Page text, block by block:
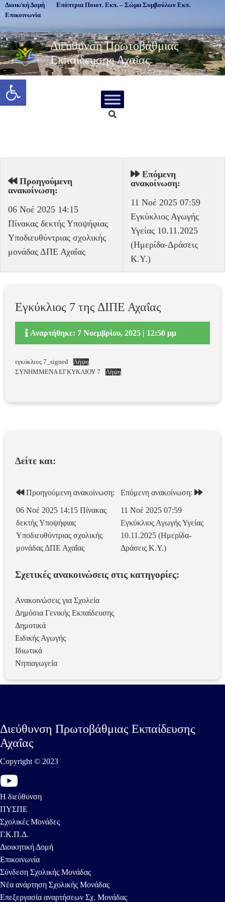
Ανοίξτε τη γραμμή εργαλείων
Διοικ/κή Δομή
Επόπτρια Ποιοτ. Εκπ. – Σώμα Συμβούλων Εκπ.
Επικοινωνία
Διεύθυνση Πρωτοβάθμιας
Εκπαίδευσης Αχαΐας
Προηγούμενη
ανακοίνωση:
06 Νοέ 2025 14:15
Πίνακας δεκτής Υποψήφιας
Υποδιευθύντριας σχολικής
μονάδας ΔΠΕ Αχαΐας
Επόμενη
ανακοίνωση:
11 Νοέ 2025 07:59
Εγκύκλιος Αγωγής
Υγείας 10.11.2025
(Ημερίδα-Δράσεις
Κ.Υ.)
Εγκύκλιος 7 της ΔΙΠΕ Αχαΐας
Αναρτήθηκε: 7 Νοεμβρίου, 2025 | 12:50 μμ
εγκύκλιος 7_signed
Λήψη
ΣΥΝΗΜΜΕΝΑ ΕΓΚΥΚΛΙΟΥ 7
Λήψη
Δείτε και:
Προηγούμενη ανακοίνωση:
06 Νοέ 2025 14:15 Πίνακας
δεκτής Υποψήφιας
Υποδιευθύντριας σχολικής
μονάδας ΔΠΕ Αχαΐας
Επόμενη ανακοίνωση:
11 Νοέ 2025 07:59
Εγκύκλιος Αγωγής Υγείας
10.11.2025 (Ημερίδα-
Δράσεις Κ.Υ.)
Σχετικές ανακοινώσεις στις κατηγορίες:
Ανακοινώσεις για Σχολεία
Δημόσια Γενικής Εκπαίδευσης
Δημοτικά
Ειδικής Αγωγής
Ιδιωτικά
Νηπιαγωγεία
Διεύθυνση Πρωτοβάθμιας Εκπαίδευσης
Αχαΐας
Copyright © 2023
Η διεύθυνση
ΠΥΣΠΕ
Σχολικές Μονάδες
Γ.Κ.Π.Δ.
Διοικητική Δομή
Επικοινωνία
Σύνδεση Σχολικής Μονάδας
Νέα ανάρτηση Σχολικής Μονάδας
Επεξεργασία αναρτήσεων Σχ. Μονάδας